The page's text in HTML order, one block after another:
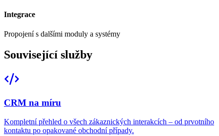
Integrace
Propojení s dalšími moduly a systémy
Související služby
CRM na míru
Kompletní přehled o všech zákaznických interakcích – od prvotního
kontaktu po opakované obchodní případy.